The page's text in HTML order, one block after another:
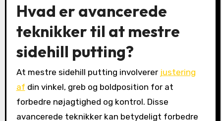
Hvad er avancerede
teknikker til at mestre
sidehill putting?
At mestre sidehill putting involverer justering
af din vinkel, greb og boldposition for at
forbedre nøjagtighed og kontrol. Disse
avancerede teknikker kan betydeligt forbedre